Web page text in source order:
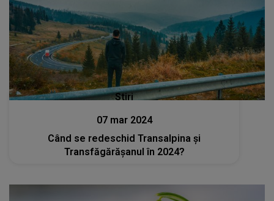
Stiri
07 mar 2024
Când se redeschid Transalpina și
Transfăgărășanul în 2024?